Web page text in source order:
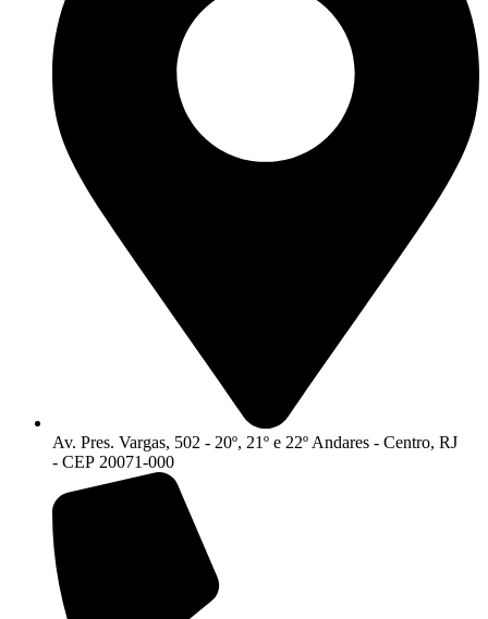
Av. Pres. Vargas, 502 - 20º, 21º e 22º Andares - Centro, RJ
- CEP 20071-000